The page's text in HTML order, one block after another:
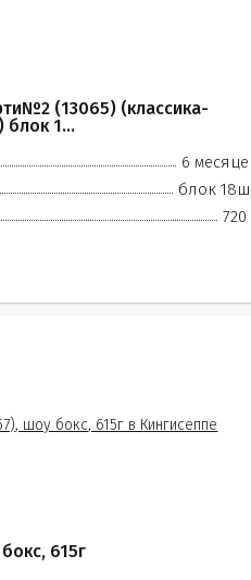
(13065) (классика-
блок 1...
6
блок
720
615г